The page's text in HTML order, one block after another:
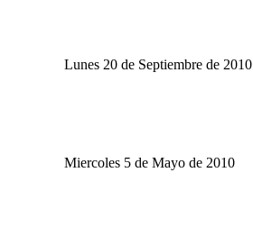
Lunes 20 de Septiembre de 2010
Miercoles 5 de Mayo de 2010